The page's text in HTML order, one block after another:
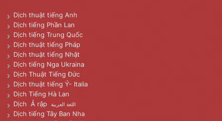
Dịch thuật tiếng Anh
Dịch tiếng Phần Lan
Dịch tiếng Trung Quốc
Dịch thuật tiếng Pháp
Dịch thuật tiếng Nhật
Dịch tiếng Nga Ukraina
Dịch Thuật Tiếng Đức
Dịch thuật tiếng Ý- Italia
Dịch Tiếng Hà Lan
Dịch Ả rập
اللغة العربية
Dịch tiếng Tây Ban Nha